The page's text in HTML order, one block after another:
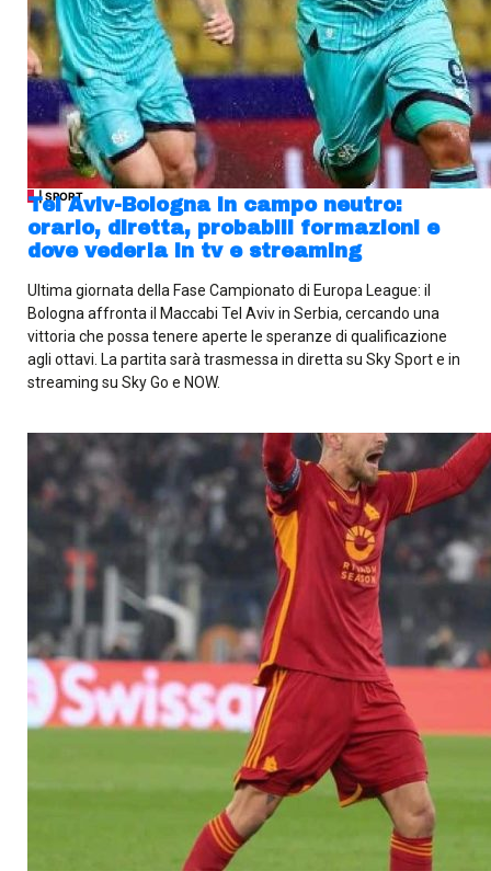
| SPORT
Tel Aviv-Bologna in campo neutro:
orario, diretta, probabili formazioni e
dove vederla in tv e streaming
Ultima giornata della Fase Campionato di Europa League: il
Bologna affronta il Maccabi Tel Aviv in Serbia, cercando una
vittoria che possa tenere aperte le speranze di qualificazione
agli ottavi. La partita sarà trasmessa in diretta su Sky Sport e in
streaming su Sky Go e NOW.